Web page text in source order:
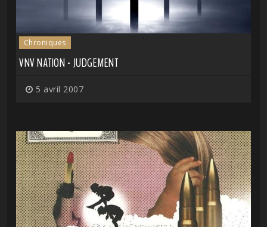
Chroniques
VNV NATION - JUDGEMENT
5 avril 2007